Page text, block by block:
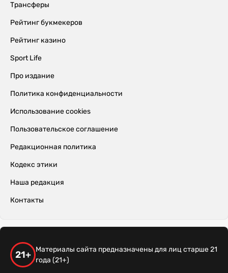
Трансферы
Рейтинг букмекеров
Рейтинг казино
Sport Life
Про издание
Политика конфиденциальности
Использование cookies
Пользовательское соглашение
Редакционная политика
Кодекс этики
Наша редакция
Контакты
21+
Материалы сайта предназначены для лиц старше 21
года (21+)